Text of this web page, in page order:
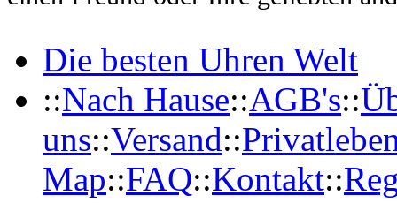
Die besten Uhren Welt
::Nach Hause::AGB's::
uns::Versand::
Map::FAQ::Kontakt::